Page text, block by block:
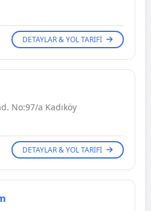
DETAYLAR & YOL TARIFI
No:97/a Kadıköy
DETAYLAR & YOL TARIFI